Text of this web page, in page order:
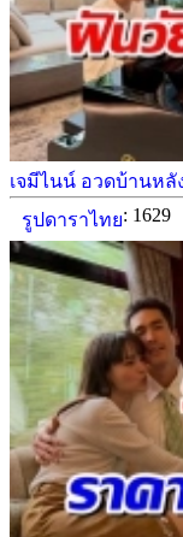
เจมีไนน์ อวดบ้านหลั
รูปดาราไทย: 1629